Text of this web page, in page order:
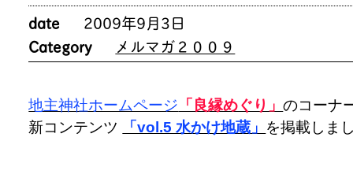
date
2009年9月3日
Category
メルマガ２００９
地主神社ホームページ 「良縁めぐり」のコーナ
新コンテンツ
「vol.5 水かけ地蔵」 を掲載しま